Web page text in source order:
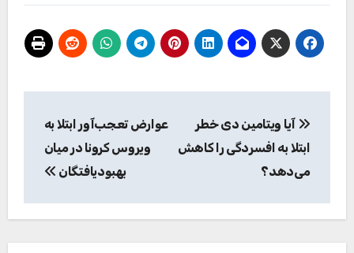
نوشته
آیا ویتامین دی خطر
ابتلا به افسردگی را کاهش
می‌دهد؟
عوارض تعجب‌آور ابتلا به
ویروس کرونا در میان
بهبودیافتگان